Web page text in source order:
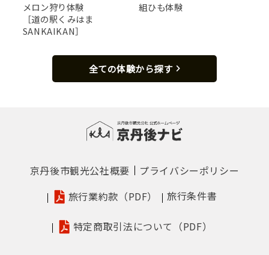
豪華饗宴！あわび＆ウニの造り［一例］
メロン狩り体験
［道の駅くみはま
SANKAIKAN］
組ひも体験
全ての体験から探す
京丹後市観光公社概要
プライバシーポリシー
旅行業約款（PDF）
旅行条件書
特定商取引法について（PDF）